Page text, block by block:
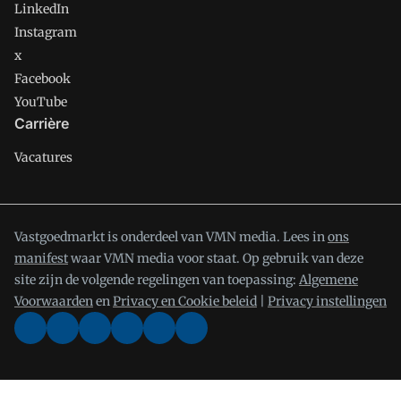
LinkedIn
Instagram
x
Facebook
YouTube
Carrière
Vacatures
Vastgoedmarkt is onderdeel van VMN media. Lees inons
manifestwaar VMN media voor staat. Op gebruik van deze
site zijn de volgende regelingen van toepassing: Algemene
VoorwaardenenPrivacy en Cookie beleid Privacy instellingen